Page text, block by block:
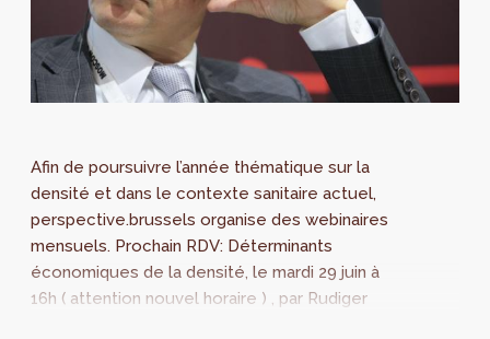
Afin de poursuivre l’année thématique sur la
densité et dans le contexte sanitaire actuel,
perspective.brussels organise des webinaires
mensuels. Prochain RDV: Déterminants
économiques de la densité, le mardi 29 juin à
16h ( attention nouvel horaire ) , par Rudiger